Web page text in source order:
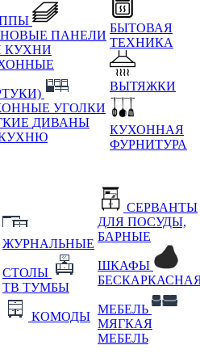
ПАНЕЛИ
КУХНИ
УГОЛКИ
ДИВАНЫ
БЫТОВАЯ
ТЕХНИКА
ВЫТЯЖКИ
КУХОННАЯ
ФУРНИТУРА
ЖУРНАЛЬНЫЕ
СТОЛЫ
ТВ ТУМБЫ
КОМОДЫ
СЕРВАНТЫ
ДЛЯ ПОСУДЫ,
БАРНЫЕ
ШКАФЫ
МЕБЕЛЬ
МЯГКАЯ
МЕБЕЛЬ